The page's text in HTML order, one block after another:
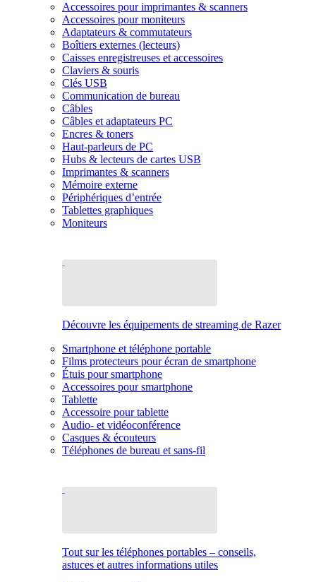
Accessoires pour imprimantes & scanners
Accessoires pour moniteurs
Adaptateurs & commutateurs
Boîtiers externes (lecteurs)
Caisses enregistreuses et accessoires
Claviers & souris
Clés USB
Communication de bureau
Câbles
Câbles et adaptateurs PC
Encres & toners
Haut-parleurs de PC
Hubs & lecteurs de cartes USB
Imprimantes & scanners
Mémoire externe
Périphériques d’entrée
Tablettes graphiques
Moniteurs
Découvre les équipements de streaming de Razer
Smartphone et téléphone portable
Films protecteurs pour écran de smartphone
Étuis pour smartphone
Accessoires pour smartphone
Tablette
Accessoire pour tablette
Audio- et vidéoconférence
Casques & écouteurs
Téléphones de bureau et sans-fil
Tout sur les téléphones portables – conseils,
astuces et autres informations utiles